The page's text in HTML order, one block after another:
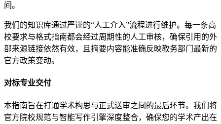
间。
我们的知识库通过严谨的“人工介入”流程进行维护。每一条高
校要求与格式指南都会经过周期性的人工审核，确保引用的外
部来源链接依然有效，且摘要内容能准确反映教务部门最新的
官方政策变动。
对标专业交付
本指南旨在打通学术构思与正式送审之间的最后环节。我们将
官方院校规范与智能写作引擎深度整合，确保您的学术产出在